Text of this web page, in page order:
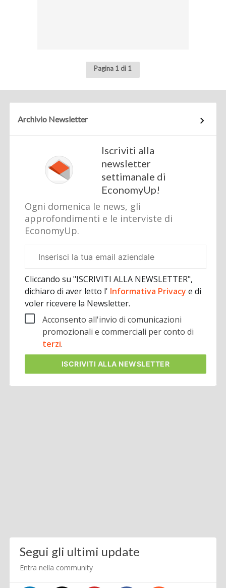
Pagina 1 di 1
Archivio Newsletter
Iscriviti alla
newsletter
settimanale di
EconomyUp!
Ogni domenica le news, gli
approfondimenti e le interviste di
EconomyUp.
aziendale
Cliccando su "ISCRIVITI ALLA NEWSLETTER",
dichiaro di aver letto l' Informativa Privacye di
voler ricevere la Newsletter.
Acconsento all'invio di comunicazioni
promozionali e commerciali per conto di
terzi.
ISCRIVITI ALLA NEWSLETTER
Segui gli ultimi update
Entra nella community